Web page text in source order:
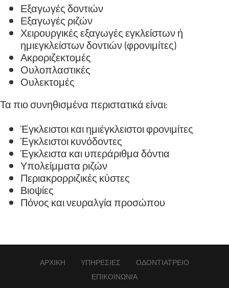
Εξαγωγές δοντιών
Εξαγωγές ριζών
Χειρουργικές εξαγωγές εγκλείστων ή
ημιεγκλείστων δοντιών (φρονιμίτες)
Ακροριζεκτομές
Ουλοπλαστικές
Ουλεκτομές
Τα πιο συνηθισμένα περιστατικά είναι:
Έγκλειστοι και ημιέγκλειστοι φρονιμίτες
Έγκλειστοι κυνόδοντες
Έγκλειστα και υπεράριθμα δόντια
Υπολείμματα ριζών
Περιακρορριζικές κύστες
Βιοψίες
Πόνος και νευραλγία προσώπου
ΑΡΧΙΚΗ ΥΠΗΡΕΣΙΕΣ
ΟΔΟΝΤΙΑΤΡΕΙΟ
ΕΠΙΚΟΙΝΩΝΙΑ